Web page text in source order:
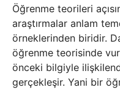
Öğrenme teorileri
araştırmalar anlam
örneklerinden biridir.
öğrenme teorisinde
önceki bilgiyle
gerçekleşir. Yani bir